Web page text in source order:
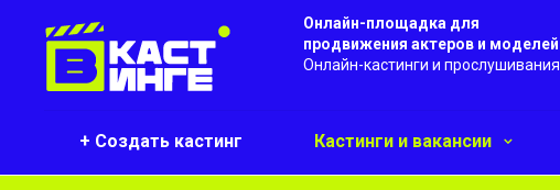
Онлайн-площадка для
продвижения актеров и моделей
Онлайн-кастинги и прослушивания
+ Создать кастинг Кастинги и вакансии